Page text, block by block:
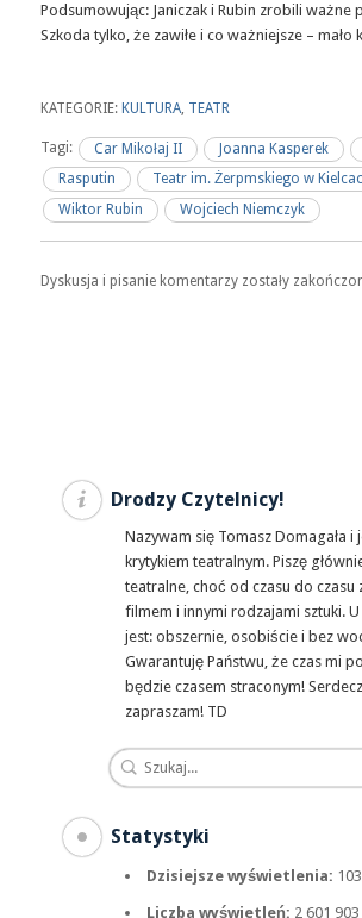
Podsumowując: Janiczak i Rubin zrobili ważne
Szkoda tylko, że zawiłe i co ważniejsze – mało
KATEGORIE: KULTURA, TEATR
Tagi: Car Mikołaj II Joanna Kasperek
Rasputin
Teatr im. Żerpmskiego w
Wiktor Rubin
Wojciech Niemczyk
Dyskusja i pisanie komentarzy zostały
Drodzy Czytelnicy!
Nazywam się Tomasz Domagała i
krytykiem teatralnym. Piszę
teatralne, choć od czasu do czasu
filmem i innymi rodzajami sztuki.
jest: obszernie, osobiście i bez
Gwarantuję Państwu, że czas mi
będzie czasem straconym!
zapraszam! TD
Statystyki
Dzisiejsze wyświetlenia: 103
Liczba wyświetleń: 2 601 903